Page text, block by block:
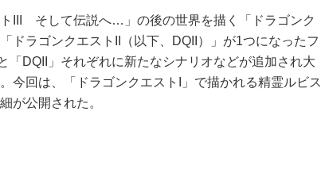
III そして伝説へ…」の後の世界を描く「ドラゴンク
ドラゴンクエストII（以下、DQII）」が1つになったフ
「DQII」それぞれに新たなシナリオなどが追加され大
今回は、「ドラゴンクエストI」で描かれる精霊ルビス
が公開された。